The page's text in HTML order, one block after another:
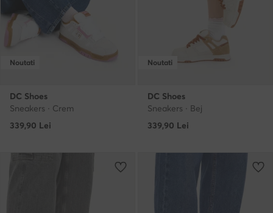
Noutati
DC Shoes
Sneakers · Crem
339,90 Lei
Noutati
DC Shoes
Sneakers · Bej
339,90 Lei